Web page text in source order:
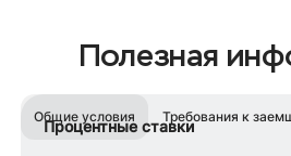
Полезная
Общие условия Требования к
Процентные ставки